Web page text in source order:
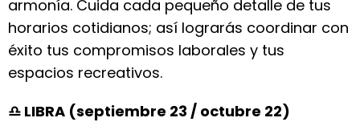
armonía. Cuida cada pequeño detalle de tus
horarios cotidianos; así lograrás coordinar con
éxito tus compromisos laborales y tus
espacios recreativos.
♎ LIBRA (septiembre 23 / octubre 22)